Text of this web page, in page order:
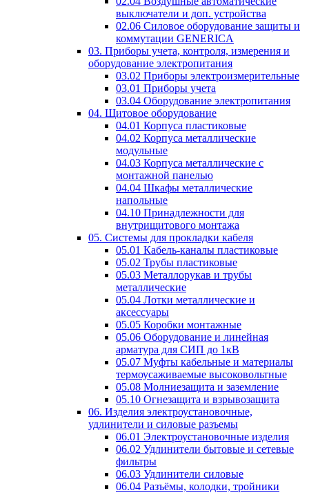
выключатели и доп. устройства
02.06 Силовое оборудование защиты и
коммутации GENERICA
03. Приборы учета, контроля, измерения и
оборудование электропитания
03.02 Приборы электроизмерительные
03.01 Приборы учета
03.04 Оборудование электропитания
04. Щитовое оборудование
04.01 Корпуса пластиковые
04.02 Корпуса металлические
модульные
04.03 Корпуса металлические с
монтажной панелью
04.04 Шкафы металлические
напольные
04.10 Принадлежности для
внутрищитового монтажа
05. Системы для прокладки кабеля
05.01 Кабель-каналы пластиковые
05.02 Трубы пластиковые
05.03 Металлорукав и трубы
металлические
05.04 Лотки металлические и
аксессуары
05.05 Коробки монтажные
05.06 Оборудование и линейная
арматура для СИП до 1кВ
05.07 Муфты кабельные и материалы
термоусаживаемые высоковольтные
05.08 Молниезащита и заземление
05.10 Огнезащита и взрывозащита
06. Изделия электроустановочные,
удлинители и силовые разъемы
06.01 Электроустановочные изделия
06.02 Удлинители бытовые и сетевые
фильтры
06.03 Удлинители силовые
06.04 Разъёмы, колодки, тройники